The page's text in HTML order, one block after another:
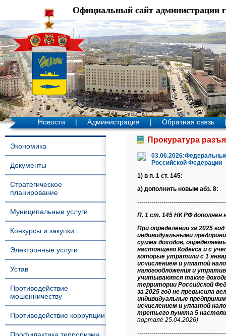
Официальный сайт администрации
Новости | Администрация | Обратная связь |
Экономика
Документы
Стратегическое
планирование
Муниципальные услуги
Конкурсы и закупки
Электронные услуги
Устав
Противодействие
мошенничеству
Противодействие коррупции
Прокуратура
Российской Федерации
1) в п. 1 ст. 145:
а) дополнить новым абз. 8:
П. 1 ст. 145 НК РФ дополнен
При определении за 2025
индивидуальными
сумма доходов,
настоящего Кодекса и с
которые утратили с 1
исчислением и уплатой
налогообложения и
учитываются также доходы
территории Российской
за 2025 год не превысила
индивидуальные
исчислением и уплатой
третьего пункта 5
портале 25.04.2026)